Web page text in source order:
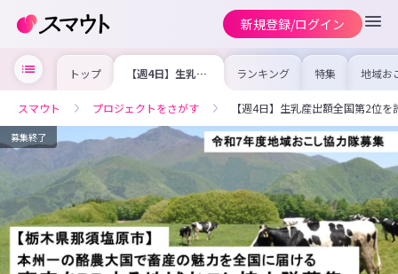
新規登録/ログイン
トップ 【週4日】生乳産
出額全国第2位を
ン」那須塩原で畜
産ブランドを全国
に発信！
ランキング 特集 地域お
の求
を集め
事内容
を比較
合った
けよう
スマウト プロジェクトをさがす 【週4日】生乳産出額全国第2位
募集終了